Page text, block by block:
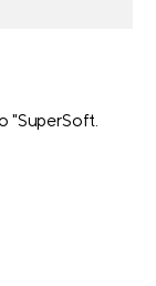
"SuperSoft.